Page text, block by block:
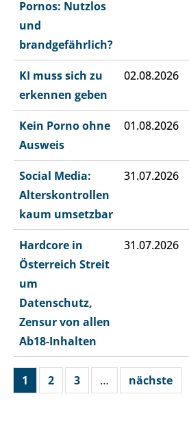
Pornos: Nutzlos
und
brandgefährlich?
KI muss sich zu
erkennen geben
02.08.2026
Kein Porno ohne
Ausweis
01.08.2026
Social Media:
Alterskontrollen
kaum umsetzbar
31.07.2026
Hardcore in
Österreich Streit
um
Datenschutz,
Zensur von allen
Ab18-Inhalten
31.07.2026
1 2 3 … nächste